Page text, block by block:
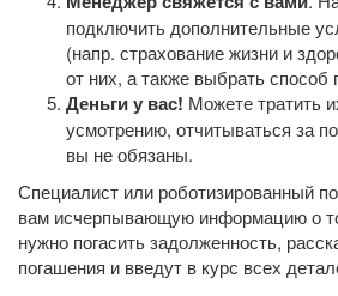
подключить дополнительные
(напр. страхование жизни и
от них, а также выбрать способ
Деньги у вас! Можете тратить
усмотрению, отчитываться за
вы не обязаны.
Специалист или роботизированный
вам исчерпывающую информацию о
нужно погасить задолженность,
погашения и введут в курс всех